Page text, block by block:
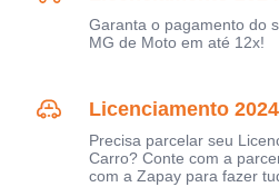
Garanta o pagamento do
MG de Moto em até 12x!
Licenciamento
Precisa parcelar seu
Carro? Conte com a
com a Zapay para fazer